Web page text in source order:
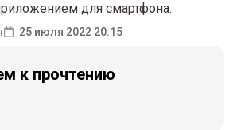
для смартфона.
25 июля 2022 20:15
к прочтению